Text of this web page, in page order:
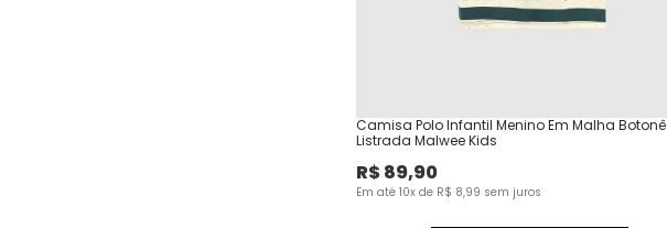
Camisa Polo Infantil Menino Em Malha Botonê
Listrada Malwee Kids
R$89,90
Em até 10x de R$ 8,99 sem juros